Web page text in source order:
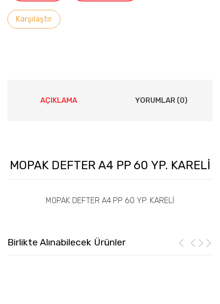
Karşılaştır
AÇIKLAMA YORUMLAR (0)
MOPAK DEFTER A4 PP 60 YP. KARELİ
MOPAK DEFTER A4 PP 60 YP. KARELİ
Birlikte Alınabilecek Ürünler